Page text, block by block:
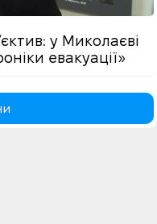
у Миколаєві
евакуації»